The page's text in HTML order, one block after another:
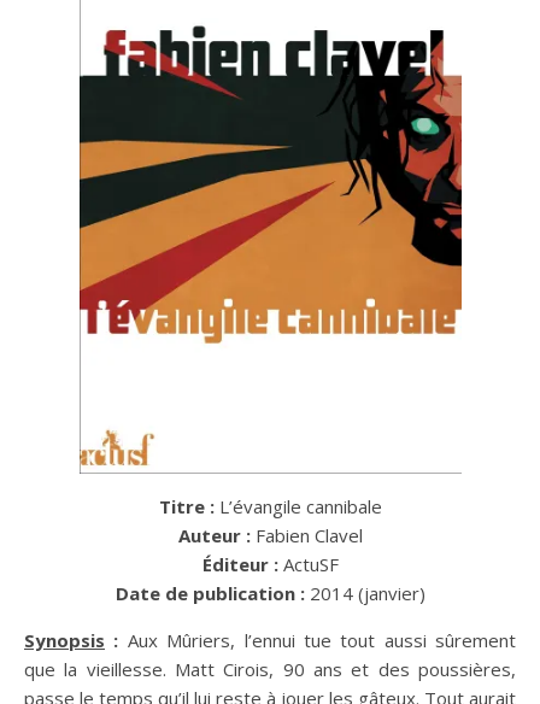
Titre : L’évangile cannibale
Auteur : Fabien Clavel
Éditeur : ActuSF
Date de publication : 2014 (janvier)
Synopsis : Aux Mûriers, l’ennui tue tout aussi sûrement
que la vieillesse. Matt Cirois, 90 ans et des poussières,
passe le temps qu’il lui reste à jouer les gâteux. Tout aurait